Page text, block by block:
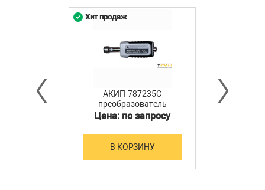
АКИП-787235C
преобразователь
мощности
Цена: по запросу
В КОРЗИНУ
Хит продаж